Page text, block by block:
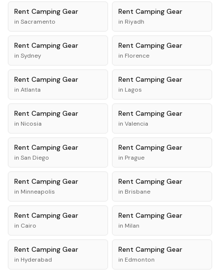
Rent Camping Gear
in Sacramento
Rent Camping Gear
in Riyadh
Rent Camping Gear
in Sydney
Rent Camping Gear
in Florence
Rent Camping Gear
in Atlanta
Rent Camping Gear
in Lagos
Rent Camping Gear
in Nicosia
Rent Camping Gear
in Valencia
Rent Camping Gear
in San Diego
Rent Camping Gear
in Prague
Rent Camping Gear
in Minneapolis
Rent Camping Gear
in Brisbane
Rent Camping Gear
in Cairo
Rent Camping Gear
in Milan
Rent Camping Gear
in Hyderabad
Rent Camping Gear
in Edmonton